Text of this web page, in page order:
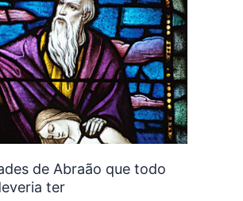
de Abraão que todo
ter